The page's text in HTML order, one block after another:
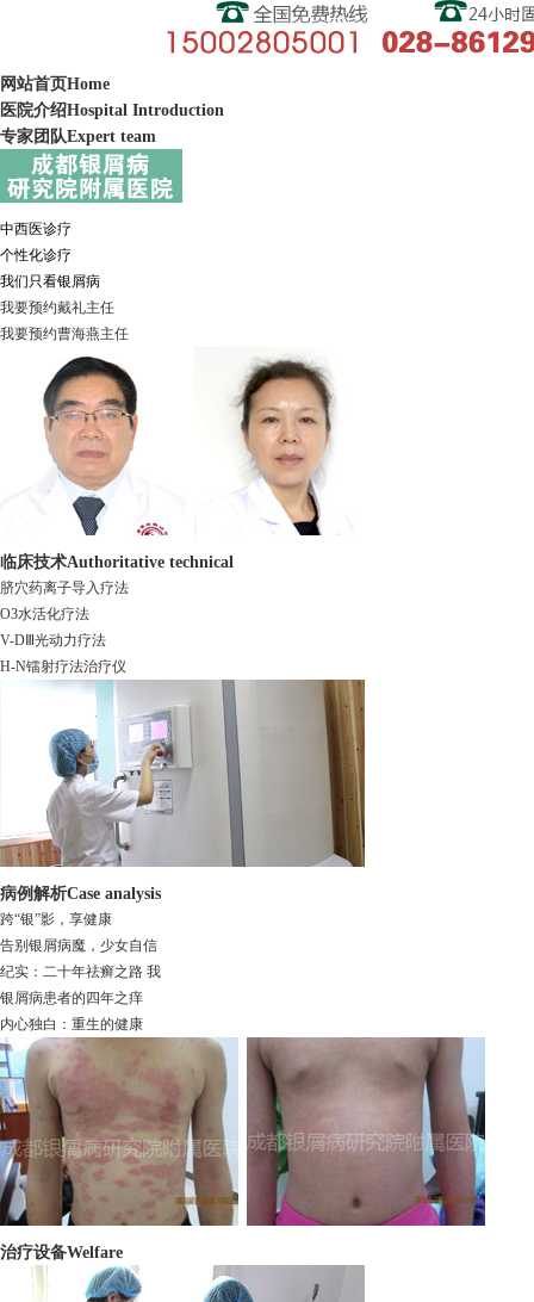
网站首页Home
医院介绍Hospital Introduction
专家团队Expert team
中西医诊疗
个性化诊疗
我们只看银屑病
我要预约戴礼主任
我要预约曹海燕主任
临床技术Authoritative technical
脐穴药离子导入疗法
O3水活化疗法
V-DⅢ光动力疗法
H-N镭射疗法治疗仪
病例解析Case analysis
跨“银”影，享健康
告别银屑病魔，少女自信
纪实：二十年祛癣之路 我
银屑病患者的四年之痒
内心独白：重生的健康
治疗设备Welfare